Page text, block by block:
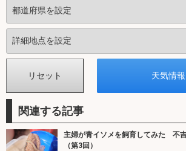
関連する記事
主婦が青イソメを飼育してみた 不
（第3回）